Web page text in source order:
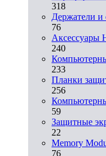
318
Держатели и
76
Аксессуары
240
233
Планки
256
59
Защитные
22
Memory
76